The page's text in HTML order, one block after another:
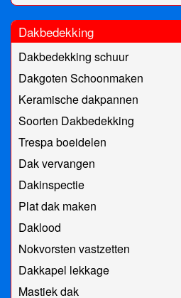
Dakbedekking
Dakbedekking schuur
Dakgoten Schoonmaken
Keramische dakpannen
Soorten Dakbedekking
Trespa boeidelen
Dak vervangen
Dakinspectie
Plat dak maken
Daklood
Nokvorsten vastzetten
Dakkapel lekkage
Mastiek dak